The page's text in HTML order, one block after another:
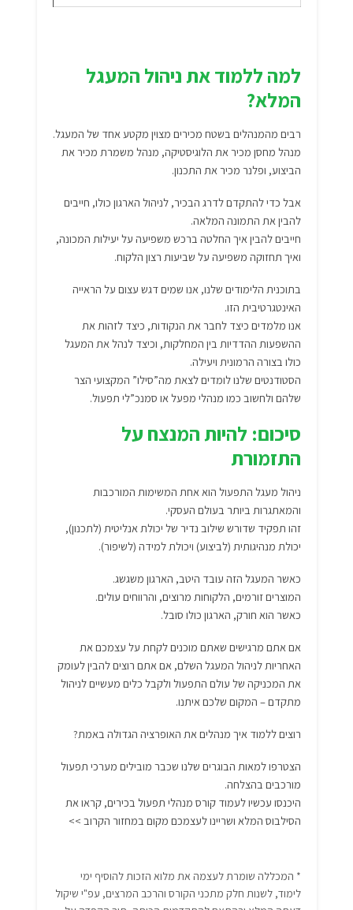
למה ללמוד את ניהול המעגל
המלא?
רבים מהמנהלים בשטח מכירים מצוין מקטע אחד של המעגל.
מנהל מחסן מכיר את הלוגיסטיקה, מנהל משמרת מכיר את
הביצוע, ופלנר מכיר את התכנון.
אבל כדי להתקדם לדרג הבכיר, לניהול הארגון כולו, חייבים
להבין את התמונה המלאה.
חייבים להבין איך החלטה ברכש משפיעה על יעילות המכונה,
ואיך תחזוקה משפיעה על שביעות רצון הלקוח.
בתוכנית הלימודים שלנו, אנו שמים דגש עצום על הראייה
האינטגרטיבית הזו.
אנו מלמדים כיצד לחבר את הנקודות, כיצד לזהות את
ההשפעות ההדדיות בין המחלקות, וכיצד לנהל את המעגל
כולו בצורה הרמונית ויעילה.
הסטודנטים שלנו לומדים לצאת מה”סילו” המקצועי הצר
שלהם ולחשוב כמו מנהלי מפעל או סמנכ”לי תפעול.
סיכום: להיות המנצח על
התזמורת
ניהול מעגל התפעול הוא אחת המשימות המורכבות
והמאתגרות ביותר בעולם העסקי.
זהו תפקיד שדורש שילוב נדיר של יכולת אנליטית (לתכנון),
יכולת מנהיגותית (לביצוע) ויכולת למידה (לשיפור).
כאשר המעגל הזה עובד היטב, הארגון משגשג.
המוצרים זורמים, הלקוחות מרוצים, והרווחים עולים.
כאשר הוא חורק, הארגון כולו סובל.
אם אתם מרגישים שאתם מוכנים לקחת על עצמכם את
האחריות לניהול המעגל השלם, אם אתם רוצים להבין לעומק
את המכניקה של עולם התפעול ולקבל כלים מעשיים לניהול
מתקדם – המקום שלכם איתנו.
רוצים ללמוד איך מנהלים את האופרציה הגדולה באמת?
הצטרפו למאות הבוגרים שלנו שכבר מובילים מערכי תפעול
מורכבים בהצלחה.
היכנסו עכשיו לעמוד קורס מנהלי תפעול בכירים, קראו את
הסילבוס המלא ושריינו לעצמכם מקום במחזור הקרוב >>
* המכללה שומרת לעצמה את מלוא הזכות להוסיף ימי
לימוד, לשנות חלק מתכני הקורס והרכב המרצים, עפ"י שיקול